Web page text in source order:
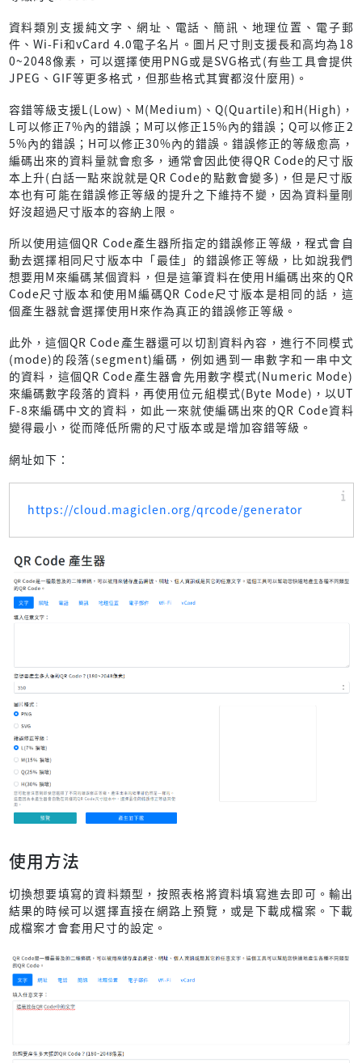
資料類別支援純文字、網址、電話、簡訊、地理位置、電子郵
件、Wi-Fi和vCard 4.0電子名片。圖片尺寸則支援長和高均為18
0~2048像素，可以選擇使用PNG或是SVG格式(有些工具會提供
JPEG、GIF等更多格式，但那些格式其實都沒什麼用)。
容錯等級支援L(Low)、M(Medium)、Q(Quartile)和H(High)，
L可以修正7%內的錯誤；M可以修正15%內的錯誤；Q可以修正2
5%內的錯誤；H可以修正30%內的錯誤。錯誤修正的等級愈高，
編碼出來的資料量就會愈多，通常會因此使得QR Code的尺寸版
本上升(白話一點來說就是QR Code的點數會變多)，但是尺寸版
本也有可能在錯誤修正等級的提升之下維持不變，因為資料量剛
好沒超過尺寸版本的容納上限。
所以使用這個QR Code產生器所指定的錯誤修正等級，程式會自
動去選擇相同尺寸版本中「最佳」的錯誤修正等級，比如說我們
想要用M來編碼某個資料，但是這筆資料在使用H編碼出來的QR
Code尺寸版本和使用M編碼QR Code尺寸版本是相同的話，這
個產生器就會選擇使用H來作為真正的錯誤修正等級。
此外，這個QR Code產生器還可以切割資料內容，進行不同模式
(mode)的段落(segment)編碼，例如遇到一串數字和一串中文
的資料，這個QR Code產生器會先用數字模式(Numeric Mode)
來編碼數字段落的資料，再使用位元組模式(Byte Mode)，以UT
F-8來編碼中文的資料，如此一來就使編碼出來的QR Code資料
變得最小，從而降低所需的尺寸版本或是增加容錯等級。
網址如下：
https://cloud.magiclen.org/qrcode/generator
使用方法
切換想要填寫的資料類型，按照表格將資料填寫進去即可。輸出
結果的時候可以選擇直接在網路上預覽，或是下載成檔案。下載
成檔案才會套用尺寸的設定。